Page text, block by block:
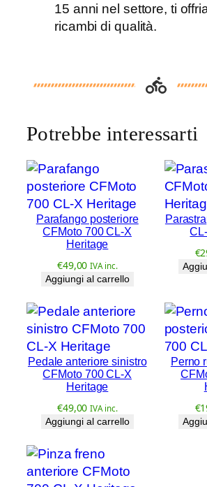
i
o
t
o
C
F
M
o
o
7
0
0
C
L
-
H
e
i
t
15 anni nel settore, ti
ricambi di qualità.
Potrebbe interessarti
Parafango posteriore
CFMoto 700 CL-X
Heritage
€49,00 IVA inc.
Aggiungi al carrello
€
Pedale anteriore sinistro
CFMoto 700 CL-X
Heritage
€49,00 IVA inc.
Aggiungi al carrello
Perno
€